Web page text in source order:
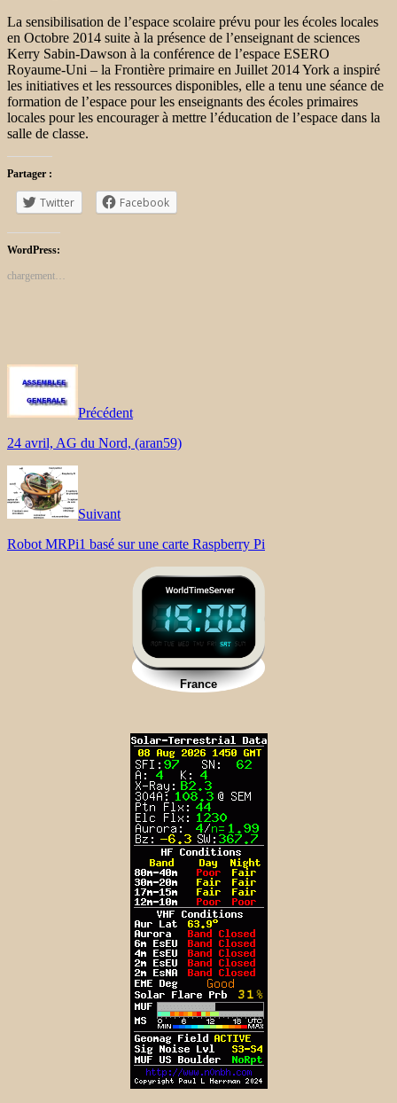
La sensibilisation de l’espace scolaire prévu pour les écoles locales
en Octobre 2014 suite à la présence de l’enseignant de sciences
Kerry Sabin-Dawson à la conférence de l’espace ESERO
Royaume-Uni – la Frontière primaire en Juillet 2014 York a inspiré
les initiatives et les ressources disponibles, elle a tenu une séance de
formation de l’espace pour les enseignants des écoles primaires
locales pour les encourager à mettre l’éducation de l’espace dans la
salle de classe.
Partager :
Twitter Facebook
WordPress:
chargement…
Précédent
24 avril, AG du Nord, (aran59)
Suivant
Robot MRPi1 basé sur une carte Raspberry Pi